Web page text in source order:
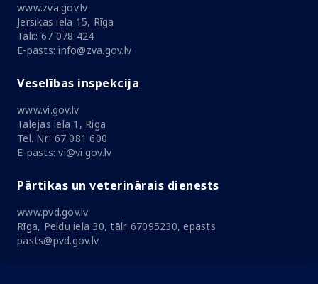
www.zva.gov.lv
Jersikas iela 15, Rīga
Tālr.: 67 078 424
E-pasts: info@zva.gov.lv
Veselības inspekcija
www.vi.gov.lv
Talejas iela 1, Riga
Tel. Nr.: 67 081 600
E-pasts: vi@vi.gov.lv
Pārtikas un veterinārais dienests
www.pvd.gov.lv
Rīga, Peldu iela 30, tālr. 67095230, epasts
pasts@pvd.gov.lv